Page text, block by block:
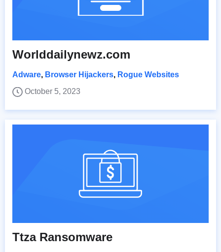
Worlddailynewz.com
Adware, Browser Hijackers, Rogue Websites
October 5, 2023
Ttza Ransomware